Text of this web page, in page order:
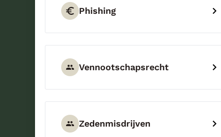
Phishing
Vennootschapsrecht
Zedenmisdrijven